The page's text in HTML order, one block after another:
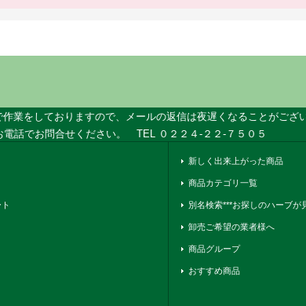
作業をしておりますので、メールの返信は夜遅くなることがござ
電話でお問合せください。 TEL ０２２４-２２-７５０５
新しく出来上がった商品
商品カテゴリ一覧
別名検索***お探しのハーブが
卸売ご希望の業者様へ
商品グループ
おすすめ商品